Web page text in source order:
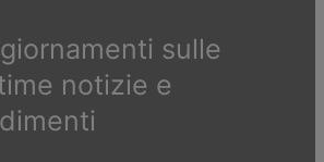
sulle
notizie e